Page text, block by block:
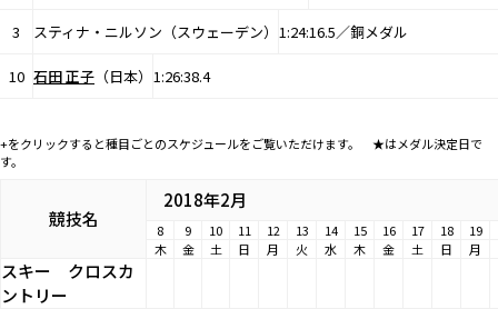
3 スティナ・ニルソン（スウェーデン） 1:24:16.5／銅メダル
10 石田 正子 （日本） 1:26:38.4
+をクリックすると種目ごとのスケジュールをご覧いただけます。 ★はメダル決定日で
す。
競技名
2018年2月
8 9 10 11 12 13 14 15 16 17 18 19
木
金 土 日 月 火 水 木 金 土 日 月
スキー クロスカ
ントリー